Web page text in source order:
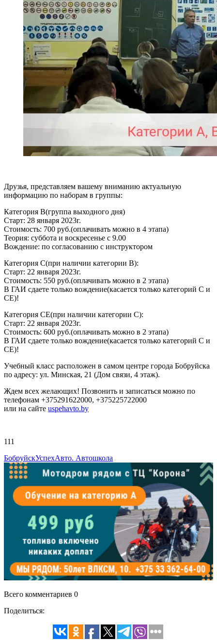
Друзья, представляем вашему вниманию актуальную
информацию по наборам в группы:
Категория В(группа выходного дня)
Старт: 28 января 2023г.
Стоимость: 700 руб.(оплачивать можно в 4 этапа)
Теория: суббота и воскресенье с 9.00
Вождение: по согласованию с инструктором
Категория С(при наличии категории В):
Старт: 22 января 2023г.
Стоимость: 550 руб.(оплачивать можно в 2 этапа)
В ГАИ сдаете только вождение(касается только категорий С и
СЕ)!
Категория СЕ(при наличии категории С):
Старт: 22 января 2023г.
Стоимость: 600 руб.(оплачивать можно в 2 этапа)
В ГАИ сдаете только вождение(касается только категорий С и
СЕ)!
Учебный класс расположен в самом центре города Бобруйска
по адресу: ул. Минская, 21 (Дом связи, 4 этаж).
Ждем всех желающих! Позвонить и записаться можно по
телефонам +375291622000, +375225722000
или на сайте uspehavto.by
111
БобруйскУспехАвто. Автошкола
Всего комментариев 0
Поделиться: